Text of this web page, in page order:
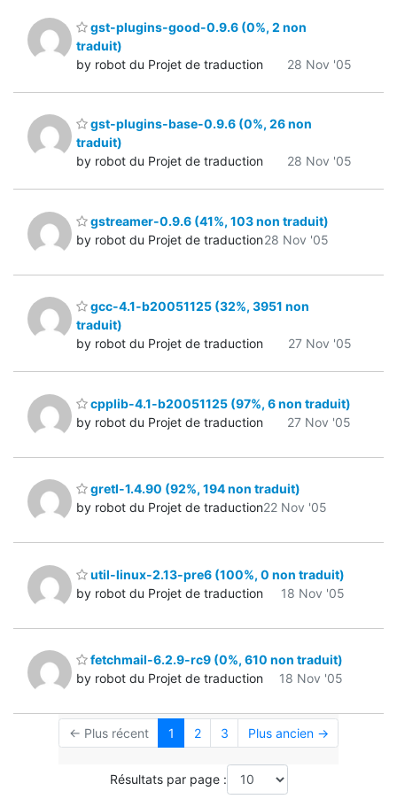
gst-plugins-good-0.9.6 (0%, 2 non
traduit)
by robot du Projet de traduction
28 Nov '05
gst-plugins-base-0.9.6 (0%, 26 non
traduit)
by robot du Projet de traduction
28 Nov '05
gstreamer-0.9.6 (41%, 103 non traduit)
by robot du Projet de traduction28 Nov '05
gcc-4.1-b20051125 (32%, 3951 non
traduit)
by robot du Projet de traduction
27 Nov '05
cpplib-4.1-b20051125 (97%, 6 non traduit)
by robot du Projet de traduction
27 Nov '05
gretl-1.4.90 (92%, 194 non traduit)
by robot du Projet de traduction22 Nov '05
util-linux-2.13-pre6 (100%, 0 non traduit)
by robot du Projet de traduction
18 Nov '05
fetchmail-6.2.9-rc9 (0%, 610 non traduit)
by robot du Projet de traduction
18 Nov '05
← Plus récent 1 2 3 Plus ancien →
Résultats par page :